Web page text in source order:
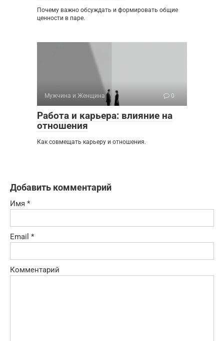
Почему важно обсуждать и формировать общие
ценности в паре.
Мужчина и Женщина 0
Работа и карьера: влияние на
отношения
Как совмещать карьеру и отношения.
Добавить комментарий
Имя *
Email *
Комментарий